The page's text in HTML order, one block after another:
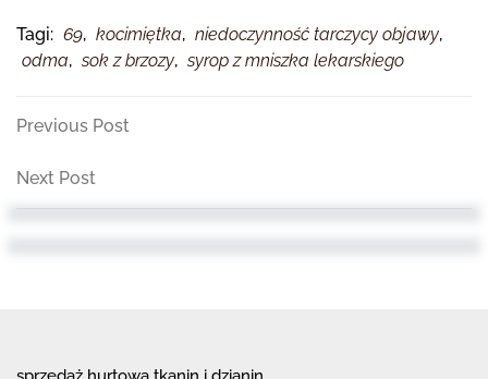
Tagi: 69, kocimiętka, niedoczynność tarczycy objawy,
odma, sok z brzozy, syrop z mniszka lekarskiego
Nawigacja
wpisu
Previous
Previous Post
Next
Post
Next Post